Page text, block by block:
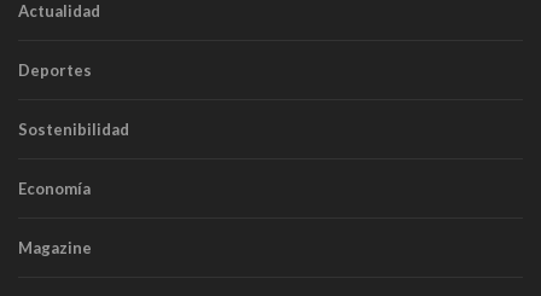
Actualidad
Deportes
Sostenibilidad
Economía
Magazine